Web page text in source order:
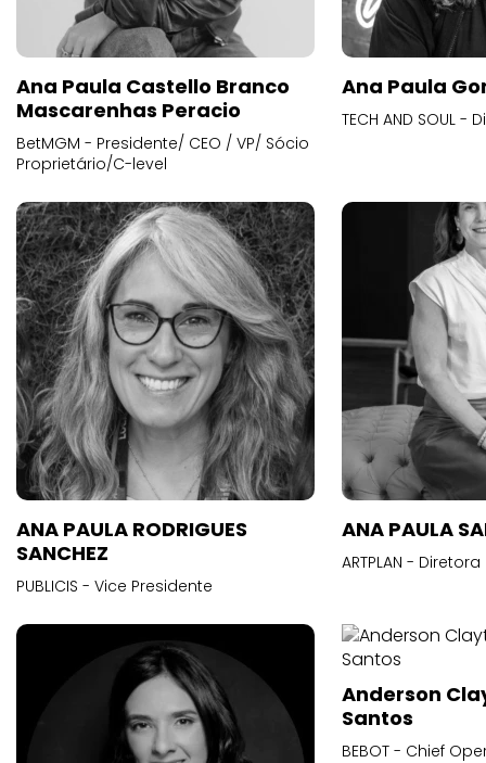
Ana Paula Castello Branco
Mascarenhas Peracio
BetMGM - Presidente/ CEO / VP/ Sócio
Proprietário/C-level
Ana Paula
TECH AND SOUL
ANA PAULA RODRIGUES
SANCHEZ
PUBLICIS - Vice Presidente
ANA PAULA
ARTPLAN -
Anderson
Santos
BEBOT - Chief